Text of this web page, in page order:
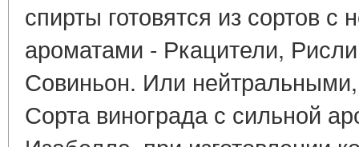
спирты готовятся из сортов
ароматами - Ркацители,
Совиньон. Или
Сорта винограда с сильной